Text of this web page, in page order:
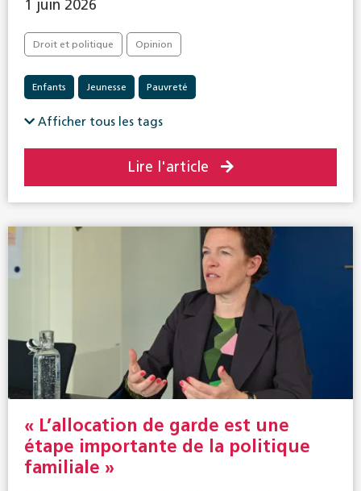
1 juin 2026
Droit et politique Opinion
Enfants Jeunesse Pauvreté
Afficher tous les tags
Lire l'article
« L’allocation de garde est une
étape importante de la politique
familiale »